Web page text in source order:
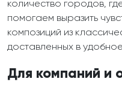
количество городов,
помогаем выразить
композиций из
доставленных в
Для компаний и